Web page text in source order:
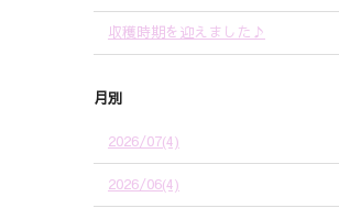
収穫時期を迎えました♪
月別
2026/07(4)
2026/06(4)